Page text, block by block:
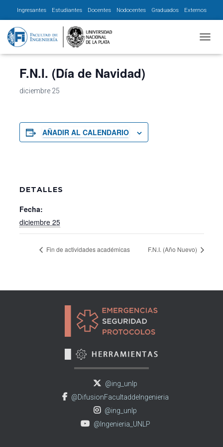
Ingresantes Estudiantes Docentes Nodocentes Graduados Externos
« Todos los Eventos
F.N.I. (Día de Navidad)
diciembre 25
AÑADIR AL CALENDARIO
DETALLES
Fecha:
diciembre 25
Fin de actividades académicas F.N.I. (Año Nuevo)
@ing_unlp
@DifusionFacultaddeIngenieria
@ing_unlp
@Ingenieria_UNLP